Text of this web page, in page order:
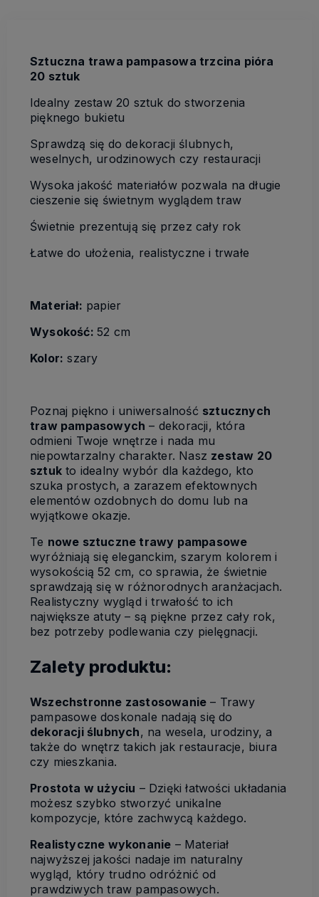
Sztuczna trawa pampasowa trzcina pióra
20 sztuk
Idealny zestaw 20 sztuk do stworzenia
pięknego bukietu
Sprawdzą się do dekoracji ślubnych,
weselnych, urodzinowych czy restauracji
Wysoka jakość materiałów pozwala na długie
cieszenie się świetnym wyglądem traw
Świetnie prezentują się przez cały rok
Łatwe do ułożenia, realistyczne i trwałe
Materiał: papier
Wysokość: 52 cm
Kolor: szary
Poznaj piękno i uniwersalność sztucznych
traw pampasowych – dekoracji, która
odmieni Twoje wnętrze i nada mu
niepowtarzalny charakter. Nasz zestaw 20
sztuk to idealny wybór dla każdego, kto
szuka prostych, a zarazem efektownych
elementów ozdobnych do domu lub na
wyjątkowe okazje.
Te nowe sztuczne trawy pampasowe
wyróżniają się eleganckim, szarym kolorem i
wysokością 52 cm, co sprawia, że świetnie
sprawdzają się w różnorodnych aranżacjach.
Realistyczny wygląd i trwałość to ich
największe atuty – są piękne przez cały rok,
bez potrzeby podlewania czy pielęgnacji.
Zalety produktu:
Wszechstronne zastosowanie – Trawy
pampasowe doskonale nadają się do
dekoracji ślubnych, na wesela, urodziny, a
także do wnętrz takich jak restauracje, biura
czy mieszkania.
Prostota w użyciu – Dzięki łatwości układania
możesz szybko stworzyć unikalne
kompozycje, które zachwycą każdego.
Realistyczne wykonanie – Materiał
najwyższej jakości nadaje im naturalny
wygląd, który trudno odróżnić od
prawdziwych traw pampasowych.